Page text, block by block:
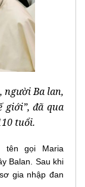
người Ba lan,
đã qua
tuổi.
tên gọi Maria
Balan. Sau khi
gia nhập đan